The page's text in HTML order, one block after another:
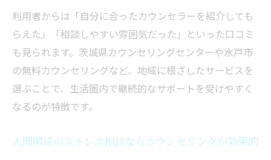
ストレス緩和に役立つカウンセリングの活
用法
悩みが深い時こそカウンセリングを検討しよう
深刻な人間関係の悩みにカウンセリングが
有効
茨城県で相談できるカウンセリングの活用
カウンセリングで心のモヤモヤを解消する
利用者からは「自分に合ったカウンセラーを紹介しても
らえた」「相談しやすい雰囲気だった」といった口コミ
も見られます。茨城県カウンセリングセンターや水戸市
の無料カウンセリングなど、地域に根ざしたサービスを
選ぶことで、生活圏内で継続的なサポートを受けやすく
なるのが特徴です。
人間関係のストレス相談ならカウンセリングが効果的